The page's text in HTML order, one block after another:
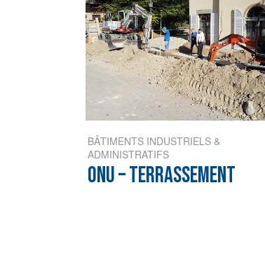
BÂTIMENTS INDUSTRIELS &
ADMINISTRATIFS
ONU – TERRASSEMENT